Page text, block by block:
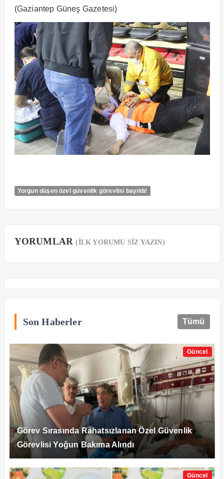
(Gaziantep Güneş Gazetesi)
Yorgun düşen özel güvenlik görevlisi bayıldı!
YORUMLAR(İLK YORUMU SİZ YAZIN)
Son Haberler Tümü
Güncel
Görev Sırasında Rahatsızlanan Özel Güvenlik
Görevlisi Yoğun Bakıma Alındı
Güncel